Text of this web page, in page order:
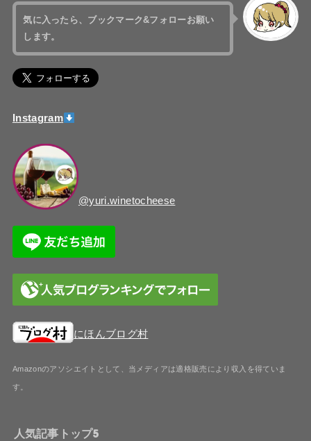
気に入ったら、 ブックマーク&フォローお願い
します。
Instagram
@yuri.winetocheese
にほんブログ村
Amazonのアソシエイトとして、当メディアは適格販売により収入を得ていま
す。
人気記事トップ5